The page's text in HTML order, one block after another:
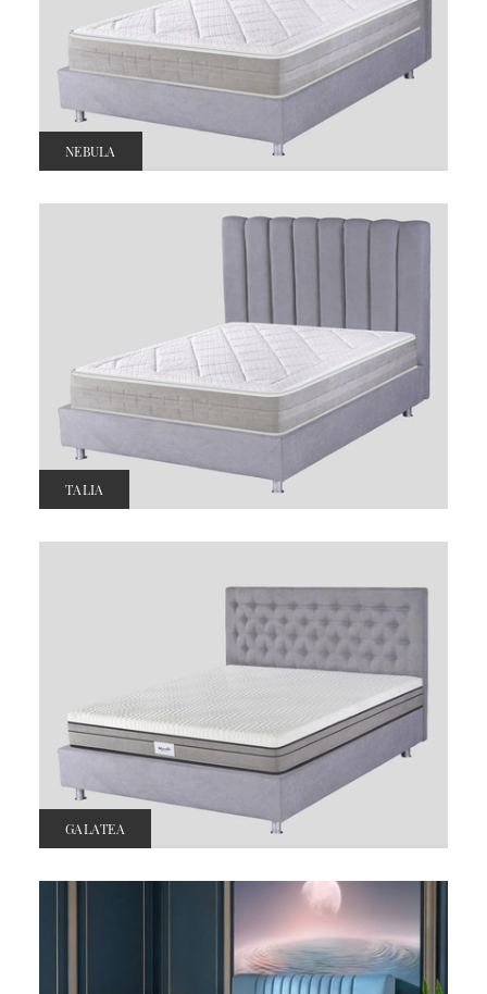
NEBULA
TALIA
GALATEA